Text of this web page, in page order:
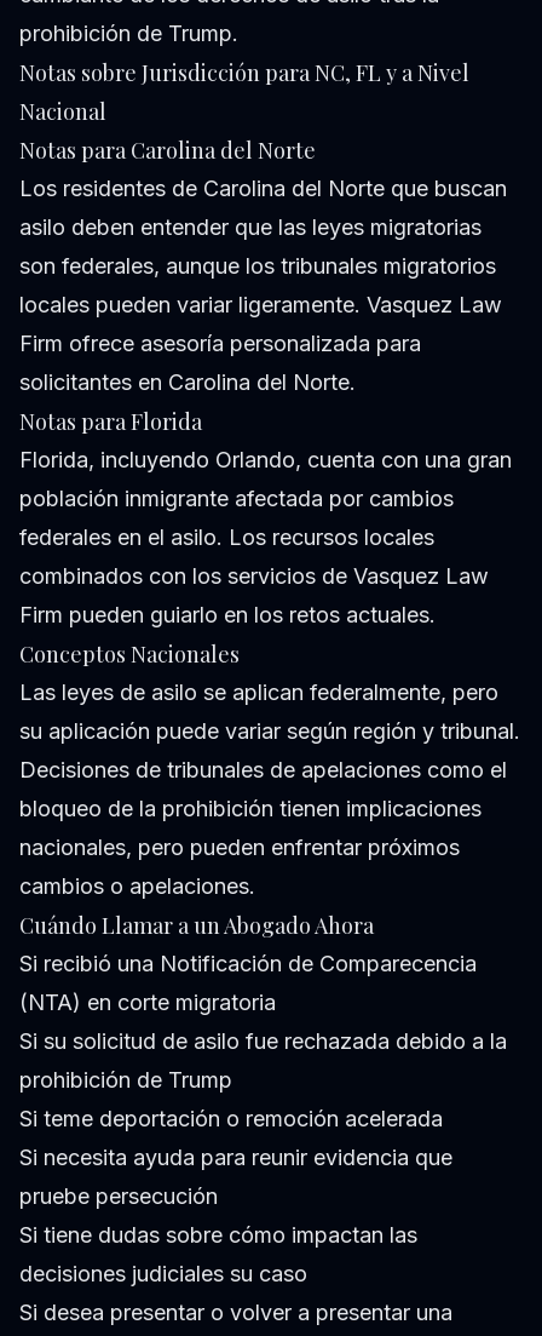
prohibición de Trump.
Notas sobre Jurisdicción para NC, FL y a Nivel
Nacional
Notas para Carolina del Norte
Los residentes de Carolina del Norte que buscan
asilo deben entender que las leyes migratorias
son federales, aunque los tribunales migratorios
locales pueden variar ligeramente. Vasquez Law
Firm ofrece asesoría personalizada para
solicitantes en Carolina del Norte.
Notas para Florida
Florida, incluyendo Orlando, cuenta con una gran
población inmigrante afectada por cambios
federales en el asilo. Los recursos locales
combinados con los servicios de Vasquez Law
Firm pueden guiarlo en los retos actuales.
Conceptos Nacionales
Las leyes de asilo se aplican federalmente, pero
su aplicación puede variar según región y tribunal.
Decisiones de tribunales de apelaciones como el
bloqueo de la prohibición tienen implicaciones
nacionales, pero pueden enfrentar próximos
cambios o apelaciones.
Cuándo Llamar a un Abogado Ahora
Si recibió una Notificación de Comparecencia
(NTA) en corte migratoria
Si su solicitud de asilo fue rechazada debido a la
prohibición de Trump
Si teme deportación o remoción acelerada
Si necesita ayuda para reunir evidencia que
pruebe persecución
Si tiene dudas sobre cómo impactan las
decisiones judiciales su caso
Si desea presentar o volver a presentar una